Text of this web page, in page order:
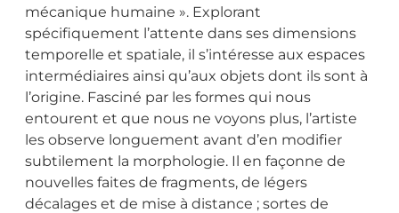
mécanique humaine ». Explorant
spécifiquement l’attente dans ses dimensions
temporelle et spatiale, il s’intéresse aux espaces
intermédiaires ainsi qu’aux objets dont ils sont à
l’origine. Fasciné par les formes qui nous
entourent et que nous ne voyons plus, l’artiste
les observe longuement avant d’en modifier
subtilement la morphologie. Il en façonne de
nouvelles faites de fragments, de légers
décalages et de mise à distance ; sortes de